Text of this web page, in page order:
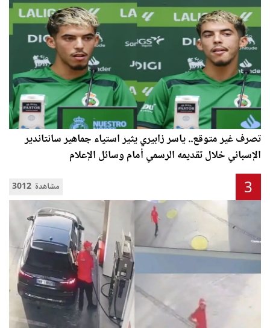
تصرف غير متوقع.. ياسر زابيري يثير استياء جماهير سانتاندير
الإسباني خلال تقديمه الرسمي أمام وسائل الإعلام
3012 مشاهدة 3